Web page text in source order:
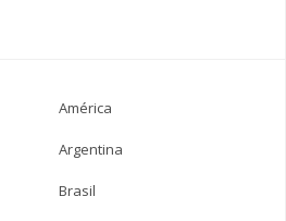
América
Argentina
Brasil